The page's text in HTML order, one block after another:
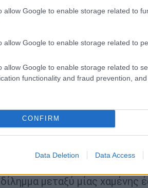
allow Google to enable storage related to
allow Google to enable storage related to
allow Google to enable storage related to
functionality and fraud prevention,
CONFIRM
Data Deletion Data Access
επίθεση κατά της κα Λινού,
απευθείαςαναθέσεων
αναθέσεις, τις
ως όχημα για τη
γραμμή για εμάς».
Λινούέπρεπε να είχε
της στα ψηφοδέλτια του
προσωπικής συμπάθειας και
μεταξύ μίας χαμένης